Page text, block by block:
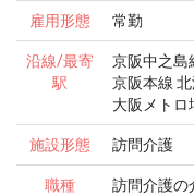
雇用形態 常勤
沿線/最寄
駅
京阪中之島
京阪本線
大阪メトロ
施設形態 訪問介護
職種 訪問介護の